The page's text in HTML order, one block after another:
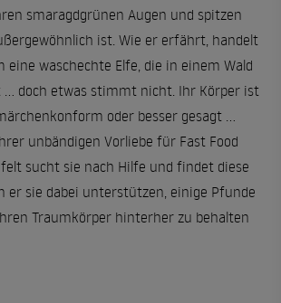
smaragdgrünen Augen und spitzen
ist. Wie er erfährt, handelt
eine waschechte Elfe, die in einem Wald
… doch etwas stimmt nicht. Ihr Körper ist
oder besser gesagt …
unbändigen Vorliebe für Fast Food
sucht sie nach Hilfe und findet diese
er sie dabei unterstützen, einige Pfunde
Traumkörper hinterher zu behalten